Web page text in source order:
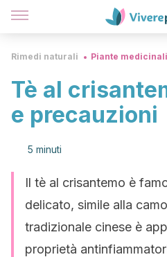
Rimedi naturali Piante medicinali
Tè al
e precauzioni
5 minuti
Il tè al crisantemo è
delicato, simile alla
tradizionale cinese è
proprietà